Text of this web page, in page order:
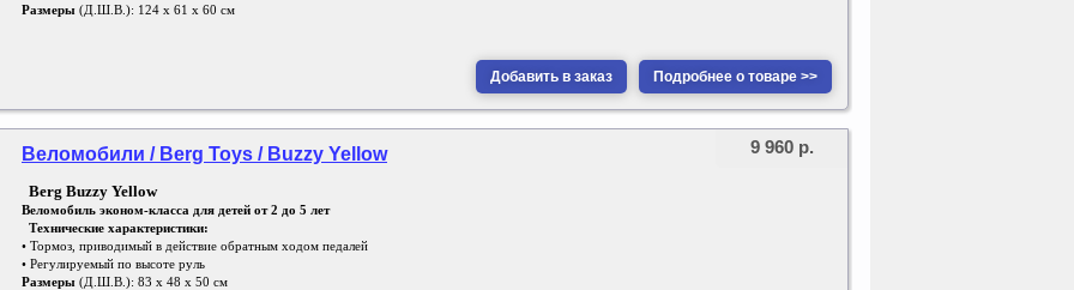
Размеры (Д.Ш.В.): 124 х 61 х 60 см
Добавить в заказ Подробнее о товаре >>
Веломобили / Berg Toys / Buzzy Yellow
Berg Buzzy Yellow
Веломобиль эконом-класса для детей от 2 до 5 лет
Технические характеристики:
• Тормоз, приводимый в действие обратным ходом педалей
• Регулируемый по высоте руль
Размеры (Д.Ш.В.): 83 x 48 x 50 см
9 960 р.